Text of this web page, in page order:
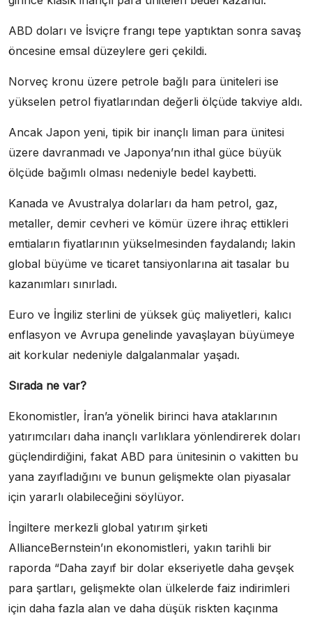
ABD doları ve İsviçre frangı tepe yaptıktan sonra savaş
öncesine emsal düzeylere geri çekildi.
Norveç kronu üzere petrole bağlı para üniteleri ise
yükselen petrol fiyatlarından değerli ölçüde takviye aldı.
Ancak Japon yeni, tipik bir inançlı liman para ünitesi
üzere davranmadı ve Japonya’nın ithal güce büyük
ölçüde bağımlı olması nedeniyle bedel kaybetti.
Kanada ve Avustralya dolarları da ham petrol, gaz,
metaller, demir cevheri ve kömür üzere ihraç ettikleri
emtiaların fiyatlarının yükselmesinden faydalandı; lakin
global büyüme ve ticaret tansiyonlarına ait tasalar bu
kazanımları sınırladı.
Euro ve İngiliz sterlini de yüksek güç maliyetleri, kalıcı
enflasyon ve Avrupa genelinde yavaşlayan büyümeye
ait korkular nedeniyle dalgalanmalar yaşadı.
Sırada ne var?
Ekonomistler, İran’a yönelik birinci hava ataklarının
yatırımcıları daha inançlı varlıklara yönlendirerek doları
güçlendirdiğini, fakat ABD para ünitesinin o vakitten bu
yana zayıfladığını ve bunun gelişmekte olan piyasalar
için yararlı olabileceğini söylüyor.
İngiltere merkezli global yatırım şirketi
AllianceBernstein’ın ekonomistleri, yakın tarihli bir
raporda “Daha zayıf bir dolar ekseriyetle daha gevşek
para şartları, gelişmekte olan ülkelerde faiz indirimleri
için daha fazla alan ve daha düşük riskten kaçınma